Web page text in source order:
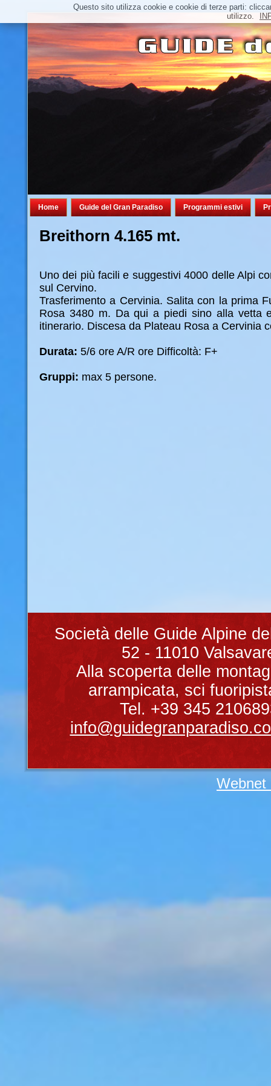
Home Guide del Gran Paradiso Programmi estivi
Breithorn 4.165 mt.
Uno dei più facili e suggestivi 4000 delle Alpi
sul Cervino.
Trasferimento a Cervinia. Salita con la prima
Rosa 3480 m. Da qui a piedi sino alla vetta
itinerario. Discesa da Plateau Rosa a Cervinia
Durata: 5/6 ore A/R ore Difficoltà: F+
Gruppi: max 5 persone.
Società delle Guide Alpine
52 - 11010
Alla scoperta delle
arrampicata, sci
Tel. +39 345
Webnet
Questo sito utilizza cookie e cookie di terze parti:
utilizzo.